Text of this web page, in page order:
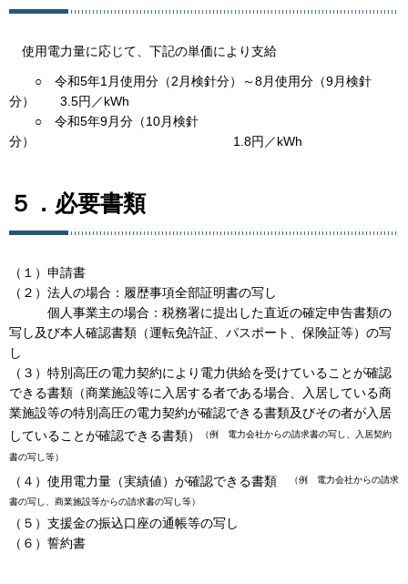
使用電力量に応じて、下記の単価により支給
○ 令和5年1月使用分（2月検針分）～8月使用分（9月検針
分） 3.5円／kWh
○ 令和5年9月分（10月検針
分） 1.8円／kWh
５．必要書類
（１）申請書
（２）法人の場合：履歴事項全部証明書の写し
個人事業主の場合：税務署に提出した直近の確定申告書類の
写し及び本人確認書類（運転免許証、パスポート、保険証等）の写
し
（３）特別高圧の電力契約により電力供給を受けていることが確認
できる書類（商業施設等に入居する者である場合、入居している商
業施設等の特別高圧の電力契約が確認できる書類及びその者が入居
していることが確認できる書類）
（例 電力会社からの請求書の写し、入居契約
書の写し等）
（４）使用電力量（実績値）が確認できる書類 （例 電力会社からの請求
書の写し、商業施設等からの請求書の写し等）
（５）支援金の振込口座の通帳等の写し
（６）誓約書